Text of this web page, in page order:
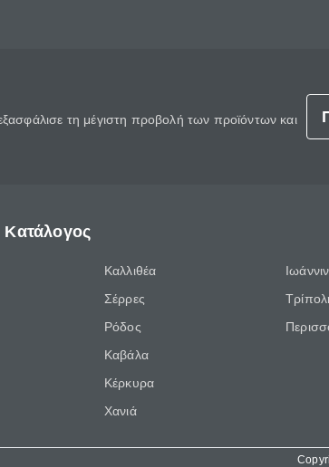
τη μέγιστη προβολή των προϊόντων και
Κατάλογος
Καλλιθέα
Σέρρες
Ρόδος
Καβάλα
Κέρκυρα
Χανιά